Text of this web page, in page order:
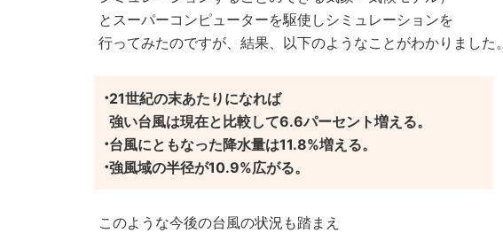
とスーパーコンピューターを駆使しシミュレーションを
行ってみたのですが、結果、以下のようなことがわかりました。
21世紀の末あたりになれば
強い台風は現在と比較して6.6パーセント増える。
台風にともなった降水量は11.8%増える。
強風域の半径が10.9%広がる。
このような今後の台風の状況も踏まえ